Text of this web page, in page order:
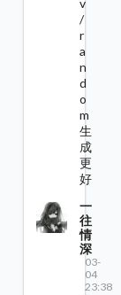
v
/
r
a
n
d
o
m
生
成
更
好
一
往
情
深
03-
04
23:38